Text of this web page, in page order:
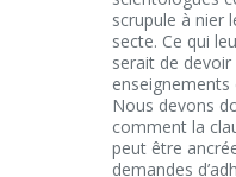
scrupule à nier
secte. Ce qui
serait de
enseignements
Nous devons
comment la
peut être
demandes